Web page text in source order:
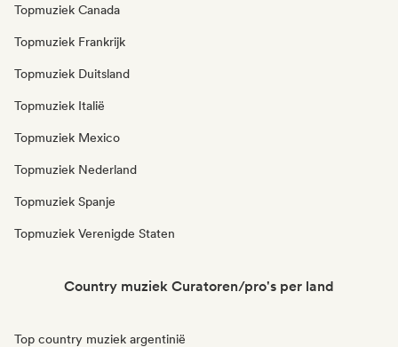
Topmuziek Canada
Topmuziek Frankrijk
Topmuziek Duitsland
Topmuziek Italië
Topmuziek Mexico
Topmuziek Nederland
Topmuziek Spanje
Topmuziek Verenigde Staten
Country muziek Curatoren/pro's per land
Top country muziek argentinië